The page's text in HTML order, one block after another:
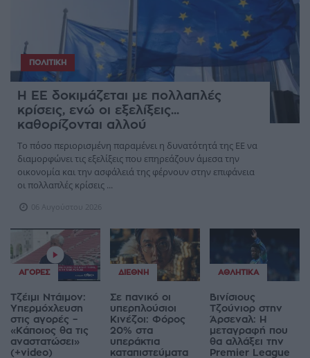
ΠΟΛΙΤΙΚΉ
Η ΕΕ δοκιμάζεται με πολλαπλές
κρίσεις, ενώ οι εξελίξεις...
καθορίζονται αλλού
Το πόσο περιορισμένη παραμένει η δυνατότητά της ΕΕ να
διαμορφώνει τις εξελίξεις που επηρεάζουν άμεσα την
οικονομία και την ασφάλειά της φέρνουν στην επιφάνεια
οι πολλαπλές κρίσεις ...
06 Αυγούστου 2026
ΑΓΟΡΈΣ
Τζέιμι Ντάιμον:
Υπερμόχλευση
στις αγορές –
«Κάποιος θα τις
αναστατώσει»
(+video)
ΔΙΕΘΝΉ
Σε πανικό οι
υπερπλούσιοι
Κινέζοι: Φόρος
20% στα
υπεράκτια
καταπιστεύματα
ΑΘΛΗΤΙΚΆ
Βινίσιους
Τζούνιορ στην
Άρσεναλ: Η
μεταγραφή που
θα αλλάξει την
Premier League